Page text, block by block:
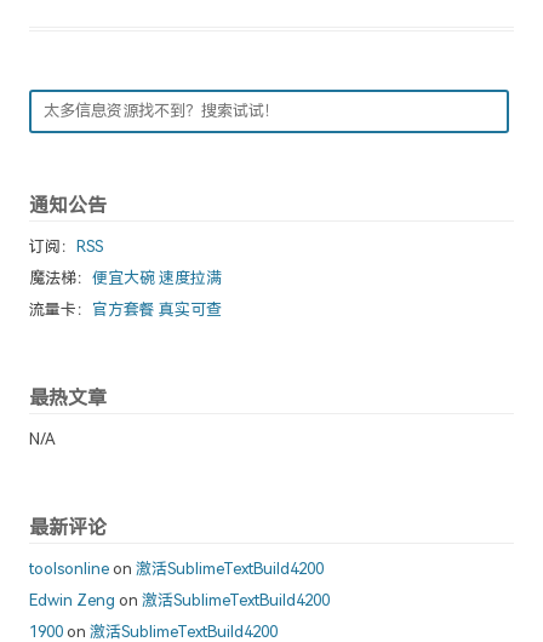
通知公告
订阅：
RSS
魔法梯： 便宜大碗 速度拉满
流量卡： 官方套餐 真实可查
最热文章
N/A
最新评论
toolsonline on 激活SublimeTextBuild4200
Edwin Zeng on 激活SublimeTextBuild4200
1900 on 激活SublimeTextBuild4200